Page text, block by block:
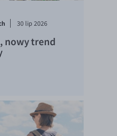
30 lip 2026
nowy trend